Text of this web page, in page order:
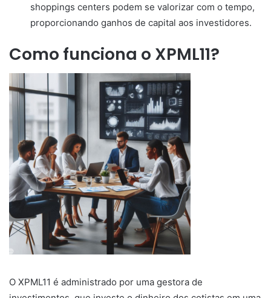
shoppings centers podem se valorizar com o tempo,
proporcionando ganhos de capital aos investidores.
Como funciona o XPML11?
O XPML11 é administrado por uma gestora de